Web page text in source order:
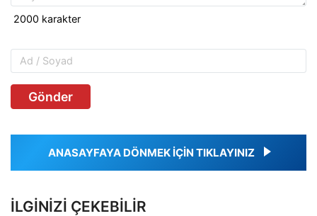
Gönder
ANASAYFAYA DÖNMEK İÇİN TIKLAYINIZ
İLGINIZI ÇEKEBILIR